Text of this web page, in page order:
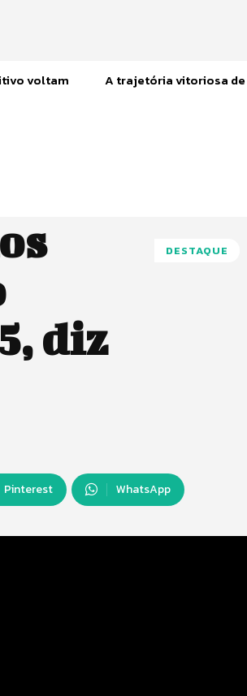
voltam A trajetória vitoriosa de
diz
DESTAQUE
Pinterest WhatsApp